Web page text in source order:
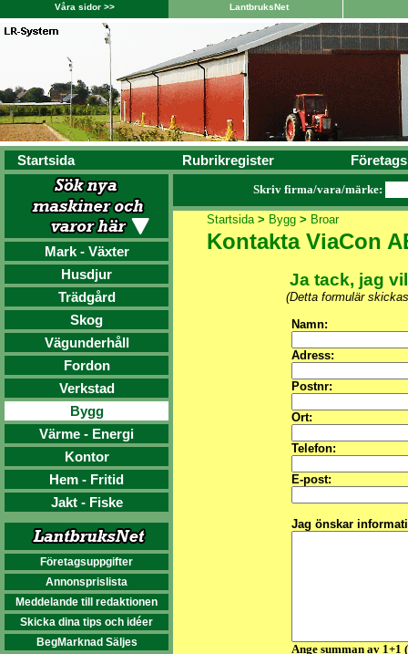
Våra sidor >> LantbruksNet
Startsida Rubrikregister
Mark - Växter
Husdjur
Trädgård
Skog
Vägunderhåll
Fordon
Verkstad
Bygg
Värme - Energi
Kontor
Hem - Fritid
Jakt - Fiske
Företagsuppgifter
Annonsprislista
Meddelande till redaktionen
Skicka dina tips och idéer
BegMarknad Säljes
Skriv firma/vara/märke:
Startsida> Bygg> Broar
Kontakta ViaCon
Ja tack, jag
(Detta formulär
Namn:
Adress:
Postnr:
Ort:
Telefon:
E-post:
Jag önskar
Ange summan av 1+1